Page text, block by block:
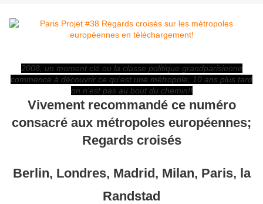
2008, un moment clé ou la classe politique grandparisienne
commence à découvrir ce qu'est une métropole, 10 ans plus tard
on n'est pas au bout du chemin!!
Vivement recommandé ce numéro
consacré aux métropoles européennes;
Regards croisés
Berlin, Londres, Madrid, Milan, Paris, la
Randstad